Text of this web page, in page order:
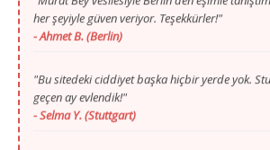
"Bu sitedeki ciddiyet başka hiçbir yerde yok.
geçen ay evlendik!"
"WhatsApp onayı içimi çok rahatlattı.
huzuru sayenizde buldum."